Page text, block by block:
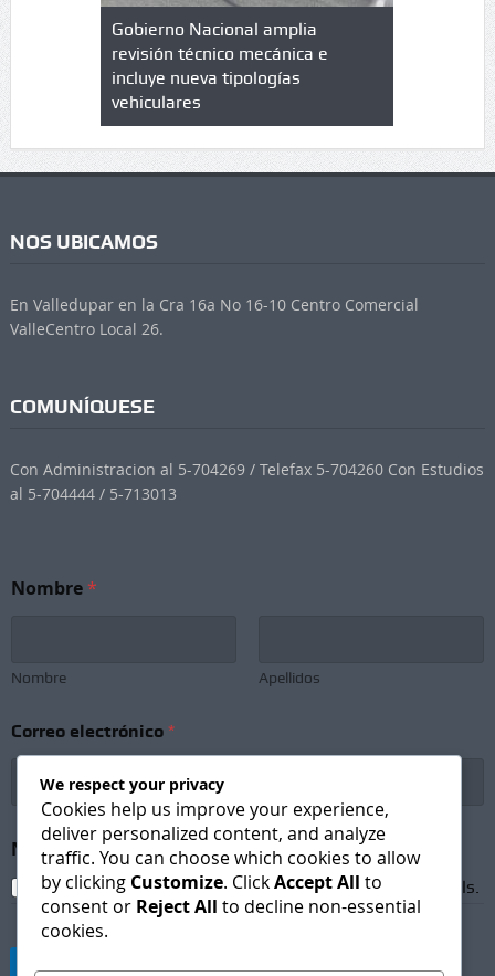
en
Gobierno Nacional amplia
revisión técnico mecánica e
incluye nueva tipologías
vehiculares
Qué es
cuáles
NOS UBICAMOS
En Valledupar en la Cra 16a No 16-10 Centro Comercial
ValleCentro Local 26.
COMUNÍQUESE
Con Administracion al 5-704269 / Telefax 5-704260 Con Estudios
al 5-704444 / 5-713013
o
e
o
m
Nombre*
Nombre Apellidos
Correo electrónico *
Newsletter Subscription *
I agree to receive newsletters and promotional emails.
Suscribirse
We respect your privacy
Cookies help us improve your experience,
deliver personalized content, and analyze
traffic. You can choose which cookies to allow
by clicking Customize. ClickAccept All to
consent or Reject All to decline non-essential
cookies.